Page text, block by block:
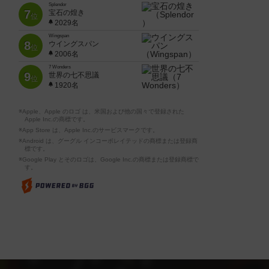
7位
Splendor
宝石の煌き
2029名
8位
Wingspan
ウイングスパン
2006名
9位
7 Wonders
世界の七不思議
1920名
※Apple、Apple のロゴ は、米国および他の国々で登録された
Apple Inc.の商標です。
※App Store は、Apple Inc.のサービスマークです。
※Android は、グーグル インコーポレイテッドの商標または登録商
標です。
※Google Play とそのロゴは、Google Inc.の商標または登録商標で
す。